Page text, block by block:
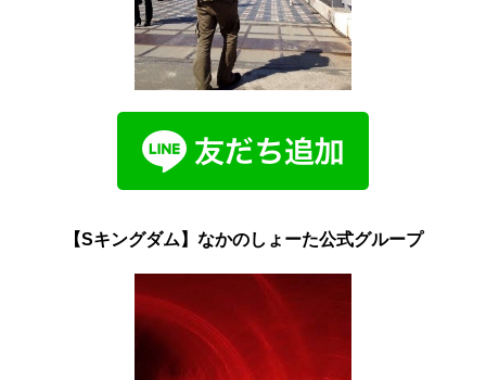
【Sキングダム】なかのしょーた公式グループ